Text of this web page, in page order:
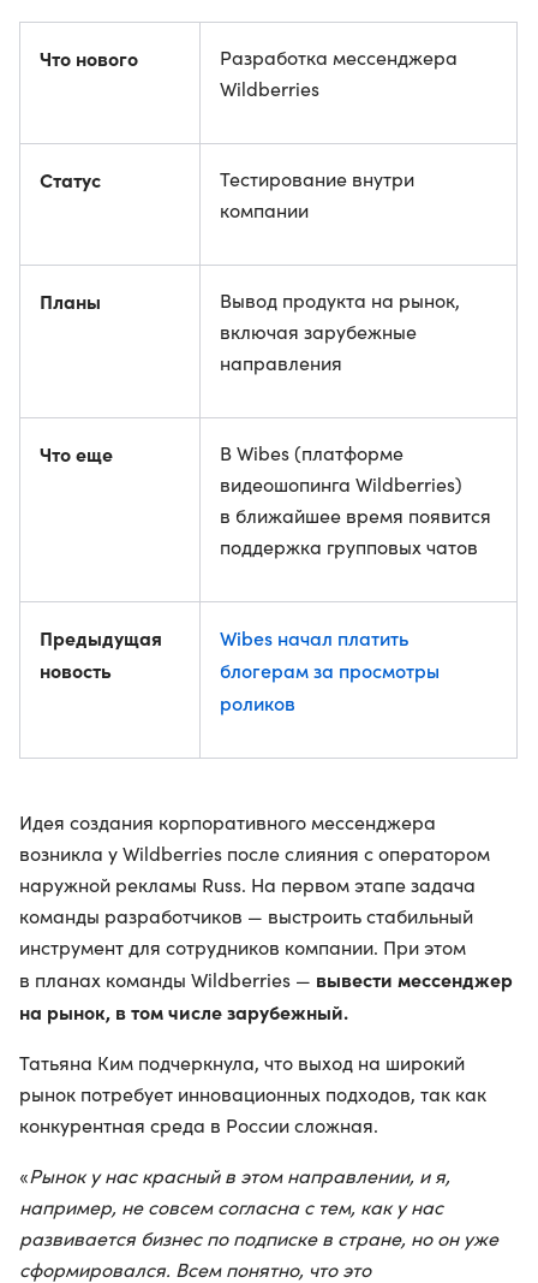
Что нового
Разработка мессенджера
Wildberries
Статус
Тестирование внутри
компании
Планы
Вывод продукта на рынок,
включая зарубежные
направления
Что еще
В Wibes (платформе
видеошопинга Wildberries)
в ближайшее время появится
поддержка групповых чатов
Предыдущая
новость
Wibes начал платить
блогерам за просмотры
роликов
Идея создания корпоративного мессенджера
возникла у Wildberries после слияния с оператором
наружной рекламы Russ. На первом этапе задача
команды разработчиков — выстроить стабильный
инструмент для сотрудников компании. При этом
в планах команды Wildberries — вывести мессенджер
на рынок, в том числе зарубежный.
Татьяна Ким подчеркнула, что выход на широкий
рынок потребует инновационных подходов, так как
конкурентная среда в России сложная.
«Рынок у нас красный в этом направлении, и я,
например, не совсем согласна с тем, как у нас
развивается бизнес по подписке в стране, но он уже
сформировался. Всем понятно, что это